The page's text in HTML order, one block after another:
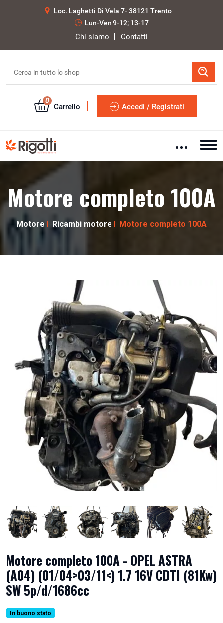
Loc. Laghetti Di Vela 7- 38121 Trento
Lun-Ven 9-12; 13-17
Chi siamo Contatti
0
Carrello Accedi / Registrati
Motore completo 100A
Motore Ricambi motore Motore completo 100A
Motore completo 100A - OPEL ASTRA
(A04) (01/04>03/11<) 1.7 16V CDTI (81Kw)
SW 5p/d/1686cc
In buono stato